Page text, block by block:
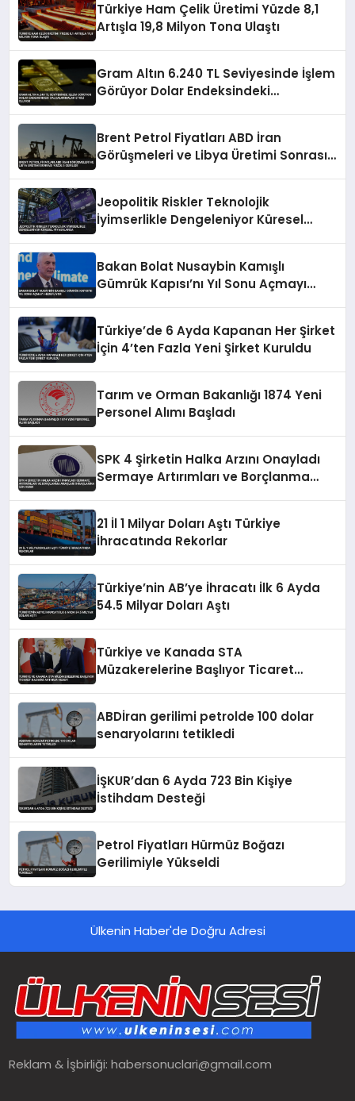
Türkiye Ham Çelik Üretimi Yüzde 8,1
Artışla 19,8 Milyon Tona Ulaştı
Gram Altın 6.240 TL Seviyesinde İşlem
Görüyor Dolar Endeksindeki
Brent Petrol Fiyatları ABD İran
Görüşmeleri ve Libya Üretimi Sonrası
Jeopolitik Riskler Teknolojik
İyimserlikle Dengeleniyor Küresel
Bakan Bolat Nusaybin Kamışlı
Gümrük Kapısı’nı Yıl Sonu Açmayı
Türkiye’de 6 Ayda Kapanan Her Şirket
İçin 4’ten Fazla Yeni Şirket Kuruldu
Tarım ve Orman Bakanlığı 1874 Yeni
Personel Alımı Başladı
SPK 4 Şirketin Halka Arzını Onayladı
Sermaye Artırımları ve Borçlanma
21 İl 1 Milyar Doları Aştı Türkiye
İhracatında Rekorlar
Türkiye’nin AB’ye İhracatı İlk 6 Ayda
54.5 Milyar Doları Aştı
Türkiye ve Kanada STA
Müzakerelerine Başlıyor Ticaret
ABDİran gerilimi petrolde 100 dolar
senaryolarını tetikledi
İŞKUR’dan 6 Ayda 723 Bin Kişiye
İstihdam Desteği
Petrol Fiyatları Hürmüz Boğazı
Gerilimiyle Yükseldi
Ülkenin Haber'de Doğru Adresi
Reklam & İşbirliği:habersonuclari@gmail.com